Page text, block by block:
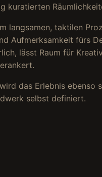
kuratierten
langsamen, taktilen
Aufmerksamkeit fürs
lässt Raum für
das Erlebnis ebenso
selbst definiert.